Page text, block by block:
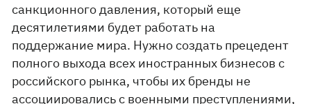
санкционного давления, который еще
десятилетиями будет работать на
поддержание мира. Нужно создать прецедент
полного выхода всех иностранных бизнесов с
российского рынка, чтобы их бренды не
ассоциировались с военными преступлениями,